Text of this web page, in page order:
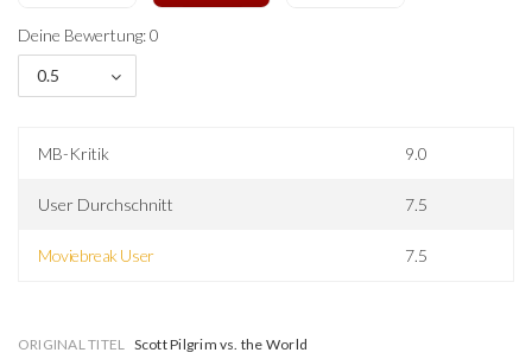
Deine Bewertung: 0
0.5
MB-Kritik 9.0
User Durchschnitt 7.5
Moviebreak User 7.5
ORIGINAL TITEL Scott Pilgrim vs. the World